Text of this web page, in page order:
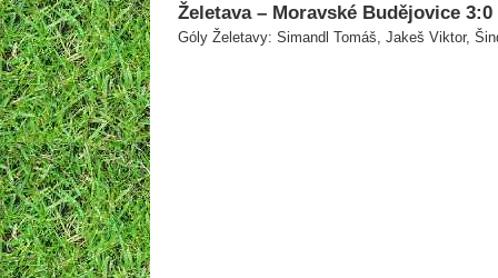
Želetava – Moravské Budějovice
Góly Želetavy: Simandl Tomáš, Jakeš Viktor,